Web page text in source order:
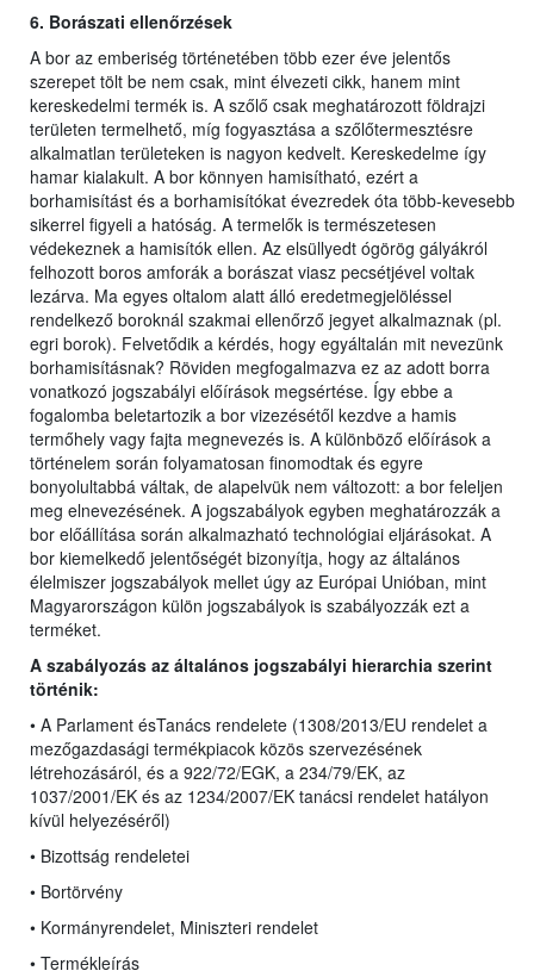
6. Borászati ellenőrzések
A bor az emberiség történetében több ezer éve jelentős
szerepet tölt be nem csak, mint élvezeti cikk, hanem mint
kereskedelmi termék is. A szőlő csak meghatározott földrajzi
területen termelhető, míg fogyasztása a szőlőtermesztésre
alkalmatlan területeken is nagyon kedvelt. Kereskedelme így
hamar kialakult. A bor könnyen hamisítható, ezért a
borhamisítást és a borhamisítókat évezredek óta több-kevesebb
sikerrel figyeli a hatóság. A termelők is természetesen
védekeznek a hamisítók ellen. Az elsüllyedt ógörög gályákról
felhozott boros amforák a borászat viasz pecsétjével voltak
lezárva. Ma egyes oltalom alatt álló eredetmegjelöléssel
rendelkező boroknál szakmai ellenőrző jegyet alkalmaznak (pl.
egri borok). Felvetődik a kérdés, hogy egyáltalán mit nevezünk
borhamisításnak? Röviden megfogalmazva ez az adott borra
vonatkozó jogszabályi előírások megsértése. Így ebbe a
fogalomba beletartozik a bor vizezésétől kezdve a hamis
termőhely vagy fajta megnevezés is. A különböző előírások a
történelem során folyamatosan finomodtak és egyre
bonyolultabbá váltak, de alapelvük nem változott: a bor feleljen
meg elnevezésének. A jogszabályok egyben meghatározzák a
bor előállítása során alkalmazható technológiai eljárásokat. A
bor kiemelkedő jelentőségét bizonyítja, hogy az általános
élelmiszer jogszabályok mellet úgy az Európai Unióban, mint
Magyarországon külön jogszabályok is szabályozzák ezt a
terméket.
A szabályozás az általános jogszabályi hierarchia szerint
történik:
• A Parlament ésTanács rendelete (1308/2013/EU rendelet a
mezőgazdasági termékpiacok közös szervezésének
létrehozásáról, és a 922/72/EGK, a 234/79/EK, az
1037/2001/EK és az 1234/2007/EK tanácsi rendelet hatályon
kívül helyezéséről)
• Bizottság rendeletei
• Bortörvény
• Kormányrendelet, Miniszteri rendelet
• Termékleírás